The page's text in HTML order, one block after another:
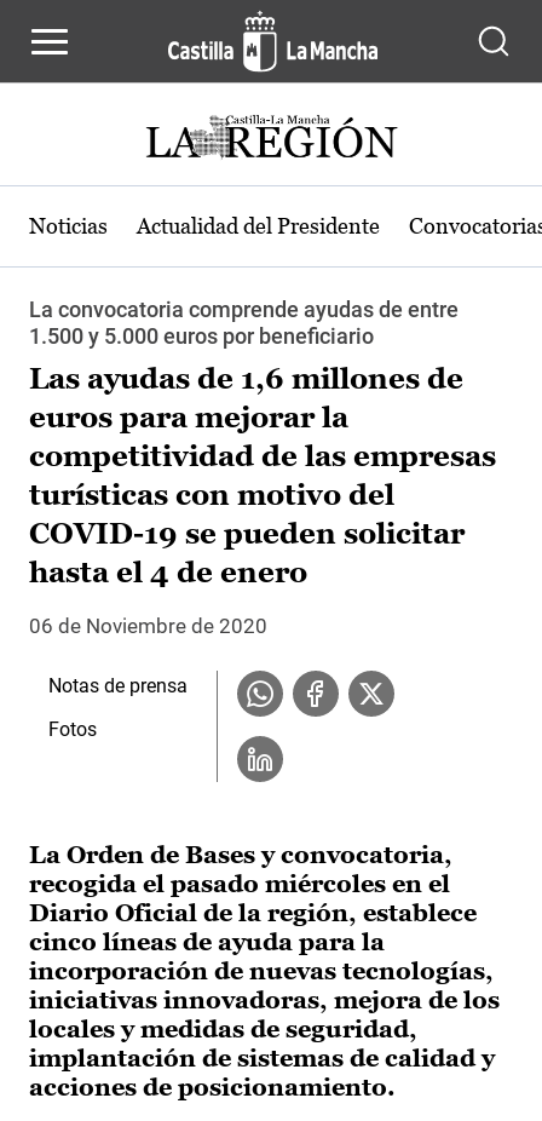
Noticias Actualidad del Presidente
La convocatoria comprende ayudas de entre
1.500 y 5.000 euros por beneficiario
Las ayudas de 1,6 millones de
euros para mejorar la
competitividad de las empresas
turísticas con motivo del
COVID-19 se pueden solicitar
hasta el 4 de enero
06 de Noviembre de 2020
La Orden de Bases y convocatoria,
recogida el pasado miércoles en el
Diario Oficial de la región, establece
cinco líneas de ayuda para la
incorporación de nuevas tecnologías,
iniciativas innovadoras, mejora de los
locales y medidas de seguridad,
implantación de sistemas de calidad y
acciones de posicionamiento.
Notas de prensa
Fotos